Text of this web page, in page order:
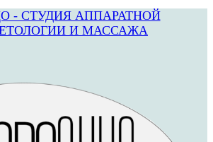
- СТУДИЯ АППАРАТНОЙ
И МАССАЖА